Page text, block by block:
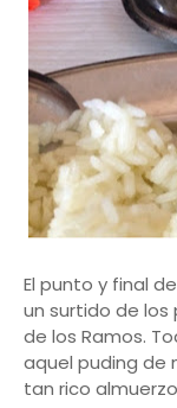
El punto y final
un surtido de los
de los Ramos.
aquel puding de
tan rico